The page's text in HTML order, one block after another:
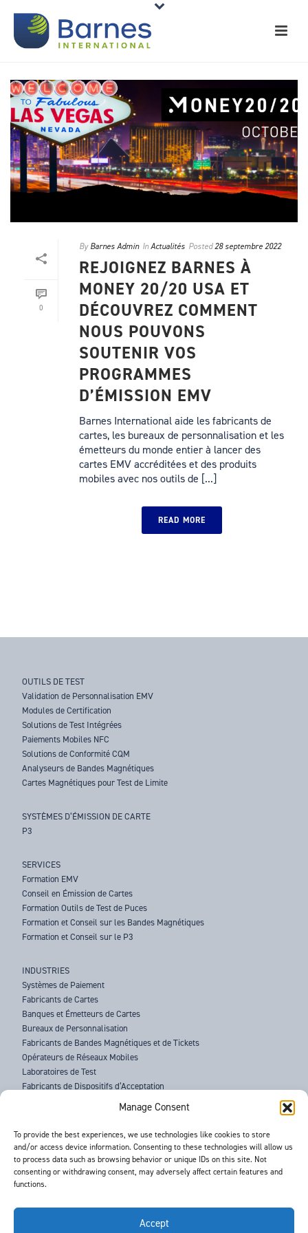
Manage Consent
To provide the best experiences, we use technologies like cookies to store
and/or access device information. Consenting to these technologies will allow us
to process data such as browsing behavior or unique IDs on this site. Not
consenting or withdrawing consent, may adversely affect certain features and
functions.
Accept
0
By Barnes Admin InActualités Posted28 septembre 2022
REJOIGNEZ BARNES À
MONEY 20/20 USA ET
DÉCOUVREZ COMMENT
NOUS POUVONS
SOUTENIR VOS
PROGRAMMES
D’ÉMISSION EMV
Barnes International aide les fabricants de
cartes, les bureaux de personnalisation et les
émetteurs du monde entier à lancer des
cartes EMV accréditées et des produits
mobiles avec nos outils de [...]
READ MORE
OUTILS DE TEST
Validation de Personnalisation EMV
Modules de Certification
Solutions de Test Intégrées
Paiements Mobiles NFC
Solutions de Conformité CQM
Analyseurs de Bandes Magnétiques
Cartes Magnétiques pour Test de Limite
SYSTÈMES D’ÉMISSION DE CARTE
P3
SERVICES
Formation EMV
Conseil en Émission de Cartes
Formation Outils de Test de Puces
Formation et Conseil sur les Bandes Magnétiques
Formation et Conseil sur le P3
INDUSTRIES
Systèmes de Paiement
Fabricants de Cartes
Banques et Émetteurs de Cartes
Bureaux de Personnalisation
Fabricants de Bandes Magnétiques et de Tickets
Opérateurs de Réseaux Mobiles
Laboratoires de Test
Fabricants de Dispositifs d’Acceptation
À PROPOS DE BARNES
ASSISTANCE
ACTUALITÉS
ÉVÉNEMENTS
CONDITIONS GÉNÉRALES